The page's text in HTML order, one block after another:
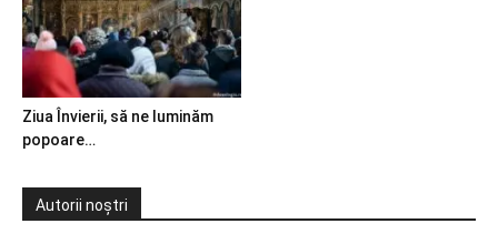
Ziua Învierii, să ne luminăm
popoare…
Autorii noștri